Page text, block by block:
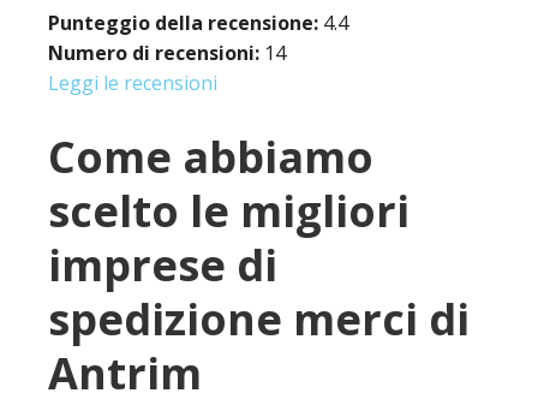
Punteggio della recensione: 4.4
Numero di recensioni: 14
Leggi le recensioni
Come abbiamo
scelto le migliori
imprese di
spedizione merci di
Antrim